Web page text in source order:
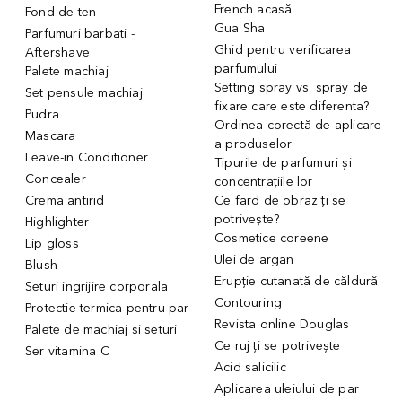
Fond de ten
Parfumuri barbati -
Aftershave
Palete machiaj
Set pensule machiaj
Pudra
Mascara
Leave-in Conditioner
Concealer
Crema antirid
Highlighter
Lip gloss
Blush
Seturi ingrijire corporala
Protectie termica pentru par
Palete de machiaj si seturi
Ser vitamina C
French acasă
Gua Sha
Ghid pentru verificarea
parfumului
Setting spray vs. spray de
fixare care este diferenta?
Ordinea corectă de aplicare
a produselor
Tipurile de parfumuri și
concentrațiile lor
Ce fard de obraz ți se
potrivește?
Cosmetice coreene
Ulei de argan
Erupție cutanată de căldură
Contouring
Revista online Douglas
Ce ruj ți se potrivește
Acid salicilic
Aplicarea uleiului de par